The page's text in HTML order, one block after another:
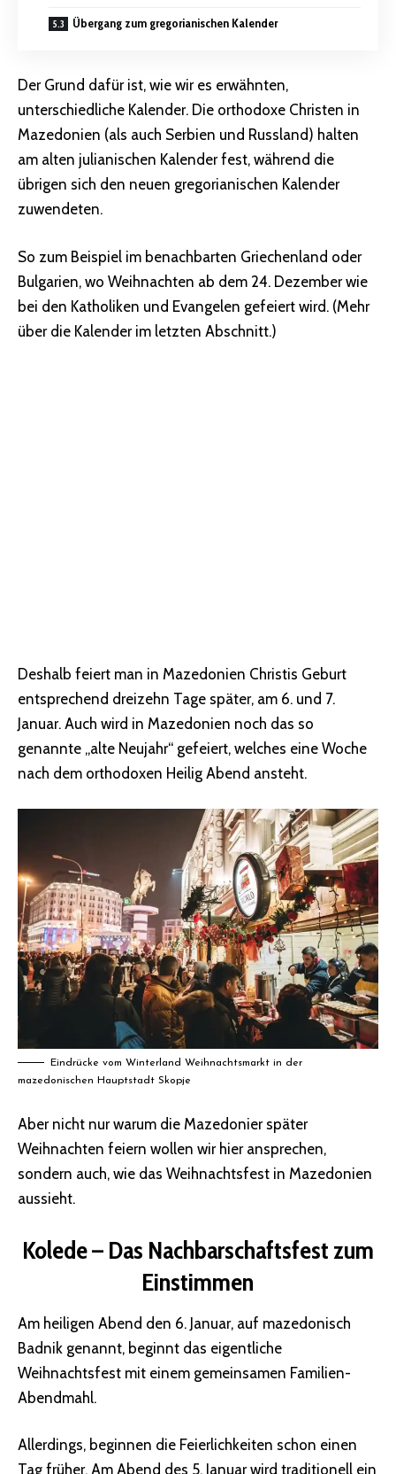
Übergang zum gregorianischen Kalender
Der Grund dafür ist, wie wir es erwähnten,
unterschiedliche Kalender. Die orthodoxe Christen in
Mazedonien (als auch Serbien und Russland) halten
am alten julianischen Kalender fest, während die
übrigen sich den neuen gregorianischen Kalender
zuwendeten.
So zum Beispiel im benachbarten Griechenland oder
Bulgarien, wo Weihnachten ab dem 24. Dezember wie
bei den Katholiken und Evangelen gefeiert wird. (Mehr
über die Kalender im letzten Abschnitt.)
Deshalb feiert man in Mazedonien Christis Geburt
entsprechend dreizehn Tage später, am 6. und 7.
Januar. Auch wird in Mazedonien noch das so
genannte „alte Neujahr“ gefeiert, welches eine Woche
nach dem orthodoxen Heilig Abend ansteht.
Eindrücke vom Winterland Weihnachtsmarkt in der
mazedonischen Hauptstadt Skopje
Aber nicht nur warum die Mazedonier später
Weihnachten feiern wollen wir hier ansprechen,
sondern auch, wie das Weihnachtsfest in Mazedonien
aussieht.
Kolede – Das Nachbarschaftsfest zum
Einstimmen
Am heiligen Abend den 6. Januar, auf mazedonisch
Badnik genannt, beginnt das eigentliche
Weihnachtsfest mit einem gemeinsamen Familien-
Abendmahl.
Allerdings, beginnen die Feierlichkeiten schon einen
Tag früher. Am Abend des 5. Januar wird traditionell ein